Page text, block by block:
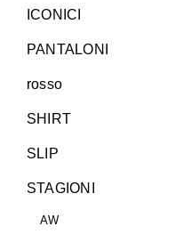
ICONICI
PANTALONI
rosso
SHIRT
SLIP
STAGIONI
AW